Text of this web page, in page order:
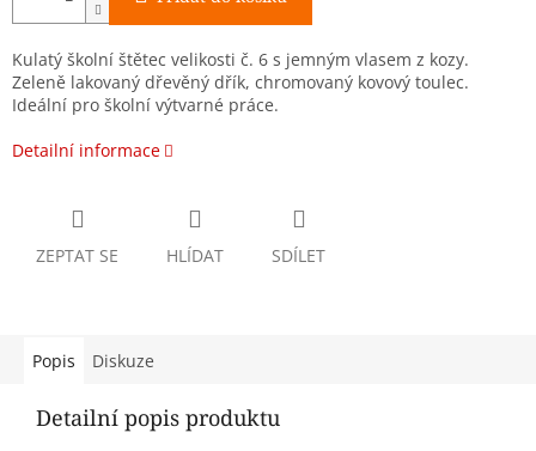
Kulatý školní štětec velikosti č. 6 s jemným vlasem z kozy.
Zeleně lakovaný dřevěný dřík, chromovaný kovový toulec.
Ideální pro školní výtvarné práce.
Detailní informace
ZEPTAT SE HLÍDAT SDÍLET
Popis Diskuze
Detailní popis produktu